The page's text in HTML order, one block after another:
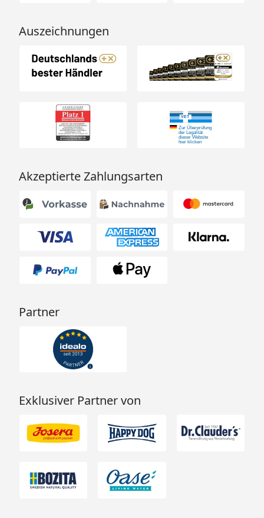
Auszeichnungen
Akzeptierte Zahlungsarten
Partner
Exklusiver Partner von